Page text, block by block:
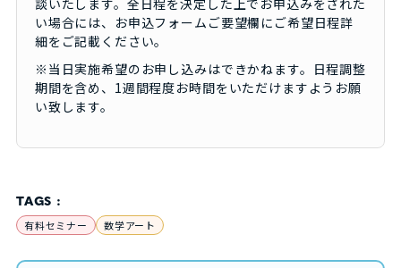
い場合には、お申込フォームご要望欄にご希望日程詳
細をご記載ください。
※当日実施希望のお申し込みはできかねます。日程調整
期間を含め、1週間程度お時間をいただけますようお願
い致します。
TAGS :
有料セミナー 数学アート